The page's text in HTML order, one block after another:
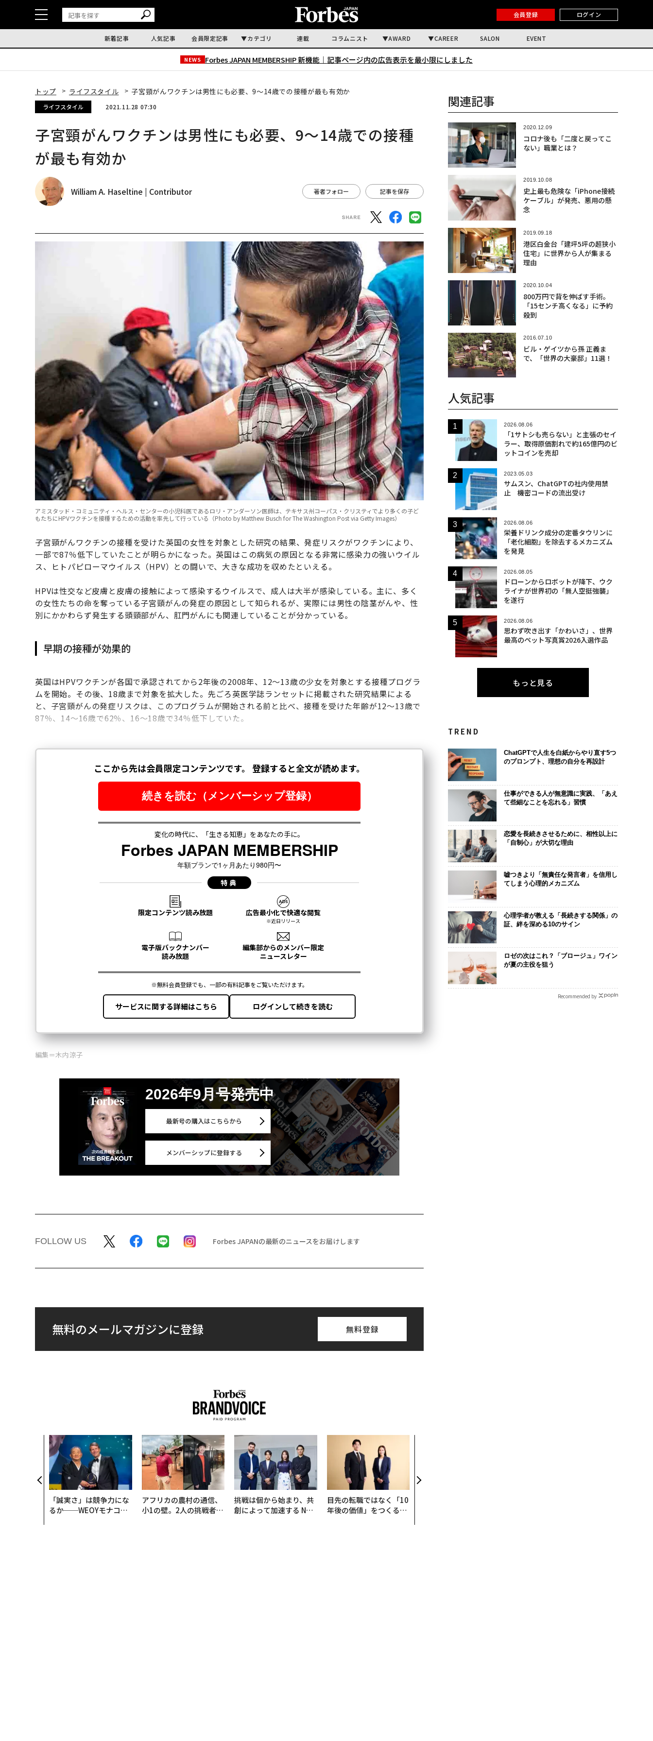
会員登録 ログイン
新着記事 人気記事 会員限定記事 カテゴリ 連載 コラムニスト AWARD CAREER SALON EVENT
NEWS Forbes JAPAN MEMBERSHIP 新機能｜ 記事ページ内の広告表示を最小限にしました
トップ ライフスタイル 子宮頸がんワクチンは男性にも必要、9～14歳での接種が最も有効か
ライフスタイル 2021.11.28 07:30
子宮頸がんワクチンは男性にも必要、9～14歳での接種
が最も有効か
William A. Haseltine | Contributor 著者フォロー 記事を保存
アミスタッド・コミュニティ・ヘルス・センターの小児科医であるロリ・アンダーソン医師は、テキサス州コーパス・クリスティでより多くの子ど
もたちにHPVワクチンを接種するための活動を率先して行っている（Photo by Matthew Busch for The Washington Post via Getty Images）
子宮頸がんワクチンの接種を受けた英国の女性を対象とした研究の結果、発症リスクがワクチンにより、
一部で87％低下していたことが明らかになった。英国はこの病気の原因となる非常に感染力の強いウイル
ス、ヒトパピローマウイルス（HPV）との闘いで、大きな成功を収めたといえる。
HPVは性交など皮膚と皮膚の接触によって感染するウイルスで、成人は大半が感染している。主に、多く
の女性たちの命を奪っている子宮頸がんの発症の原因として知られるが、実際には男性の陰茎がんや、性
別にかかわらず発生する頭頸部がん、肛門がんにも関連していることが分かっている。
早期の接種が効果的
英国はHPVワクチンが各国で承認されてから2年後の2008年、12～13歳の少女を対象とする接種プログラ
ムを開始。その後、18歳まで対象を拡大した。先ごろ英医学誌ランセットに掲載された研究結果による
と、子宮頸がんの発症リスクは、このプログラムが開始される前と比べ、接種を受けた年齢が12～13歳で
87％、14～16歳で62％、16～18歳で34％低下していた。
編集＝木内涼子
2026年9月号発売中
最新号の購入はこちらから
メンバーシップに登録する
FOLLOW US Forbes JAPANの最新のニュースをお届けします
無料のメールマガジンに登録 無料登録
「誠実さ」は競争力にな
るか──WEOYモナコで
アフリカの農村の通信、
小1の壁。2人の挑戦者が
挑戦は個から始まり、共
創によって加速する NOR
目先の転職ではなく「10
年後の価値」をつくる─
ションの10年
関連記事
2020.12.09
コロナ後も「二度と戻ってこ
ない」職業とは？
2019.10.08
史上最も危険な「iPhone接続
ケーブル」が発売、悪用の懸
念
2019.09.18
港区白金台「建坪5坪の超狭小
住宅」に世界から人が集まる
理由
2020.10.04
800万円で背を伸ばす手術。
「15センチ高くなる」に予約
殺到
2016.07.10
ビル・ゲイツから孫 正義ま
で、「世界の大豪邸」11選！
人気記事
2026.08.06
「1サトシも売らない」と主張のセイ
ラー、取得原価割れで約165億円のビ
ットコインを売却
2023.05.03
サムスン、ChatGPTの社内使用禁
止 機密コードの流出受け
2026.08.06
栄養ドリンク成分の定番タウリンに
「老化細胞」を除去するメカニズム
を発見
2026.08.05
ドローンからロボットが降下、ウク
ライナが世界初の「無人空挺強襲」
を遂行
2026.08.06
思わず吹き出す「かわいさ」、世界
最高のペット写真賞2026入選作品
もっと見る
TREND
ChatGPTで人生を白紙からやり直す5つ
のプロンプト、理想の自分を再設計
仕事ができる人が無意識に実践、「あえ
て些細なことを忘れる」習慣
恋愛を長続きさせるために、相性以上に
「自制心」が大切な理由
嘘つきより「無責任な発言者」を信用し
てしまう心理的メカニズム
心理学者が教える「長続きする関係」の
証、絆を深める10のサイン
ロゼの次はこれ？「ブロージュ」ワイン
が夏の主役を狙う
Recommended by